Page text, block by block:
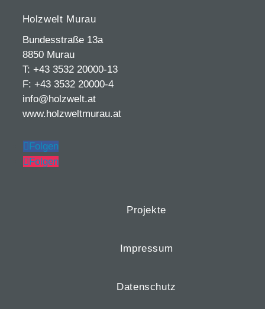
Holzwelt Murau
Bundesstraße 13a
8850 Murau
T: +43 3532 20000-13
F: +43 3532 20000-4
info@holzwelt.at
www.holzweltmurau.at
Folgen
Folgen
Projekte
Impressum
Datenschutz